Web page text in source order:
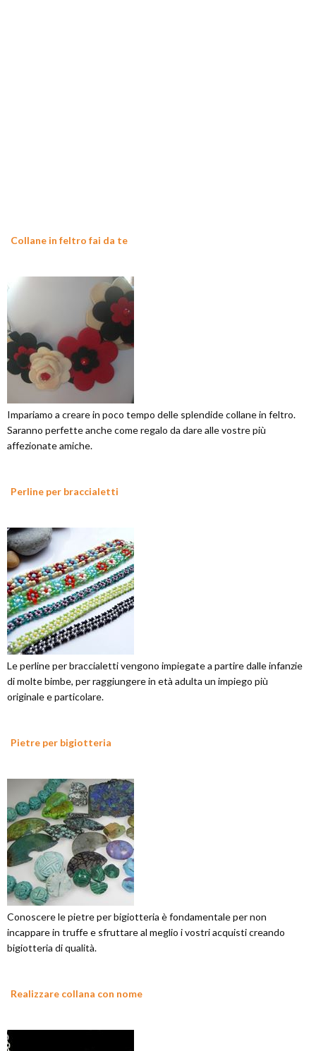
Collane in feltro fai da te
Impariamo a creare in poco tempo delle splendide collane in feltro.
Saranno perfette anche come regalo da dare alle vostre più
affezionate amiche.
Perline per braccialetti
Le perline per braccialetti vengono impiegate a partire dalle infanzie
di molte bimbe, per raggiungere in età adulta un impiego più
originale e particolare.
Pietre per bigiotteria
Conoscere le pietre per bigiotteria è fondamentale per non
incappare in truffe e sfruttare al meglio i vostri acquisti creando
bigiotteria di qualità.
Realizzare collana con nome